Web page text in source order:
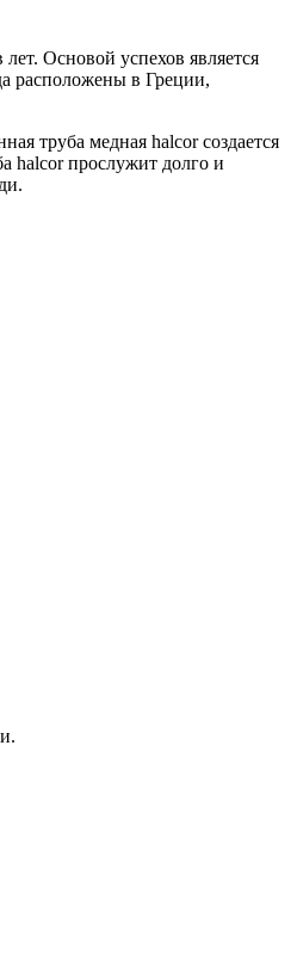
Основой успехов является
расположены в Греции,
труба медная halcor создается
halcor прослужит долго и